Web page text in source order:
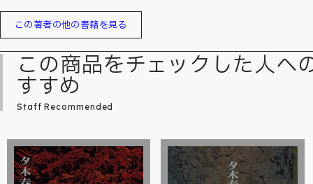
この著者の他の書籍を見る
この商品をチェックした人へ
すすめ
Staff Recommended